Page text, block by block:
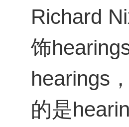
Richard
饰
hearings
的是